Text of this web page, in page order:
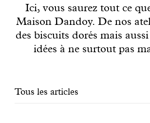
Pains sucrés
Gâteaux
Ici, vous saurez tout ce
Maison Dandoy. De nos
des biscuits dorés mais aussi
idées à ne surtout pas
Filtrer
Tous les articles